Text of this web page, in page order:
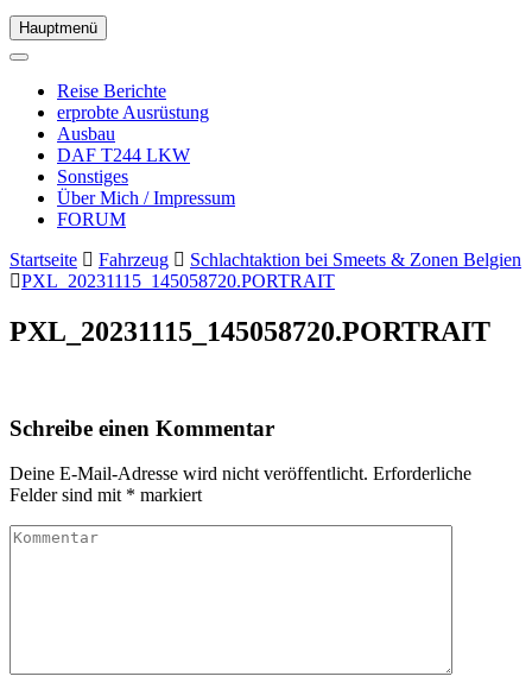
Hauptmenü
Reise Berichte
erprobte Ausrüstung
Ausbau
DAF T244 LKW
Sonstiges
Über Mich / Impressum
FORUM
Startseite
Fahrzeug
Schlachtaktion bei Smeets & Zonen Belgien
PXL_20231115_145058720.PORTRAIT
PXL_20231115_145058720.PORTRAIT
Schreibe einen Kommentar
Deine E-Mail-Adresse wird nicht veröffentlicht. Erforderliche
Felder sind mit * markiert
Kommentar